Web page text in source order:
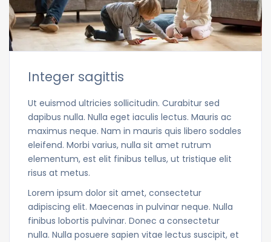
Integer sagittis
Ut euismod ultricies sollicitudin. Curabitur sed
dapibus nulla. Nulla eget iaculis lectus. Mauris ac
maximus neque. Nam in mauris quis libero sodales
eleifend. Morbi varius, nulla sit amet rutrum
elementum, est elit finibus tellus, ut tristique elit
risus at metus.
Lorem ipsum dolor sit amet, consectetur
adipiscing elit. Maecenas in pulvinar neque. Nulla
finibus lobortis pulvinar. Donec a consectetur
nulla. Nulla posuere sapien vitae lectus suscipit, et